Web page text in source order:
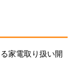
家電取り扱い開